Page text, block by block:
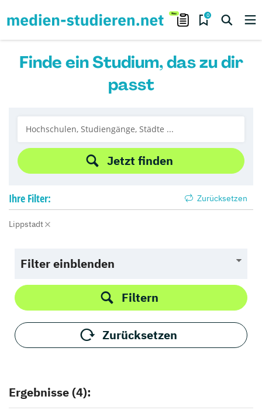
0
Finde ein Studium, das zu dir
passt
Jetzt finden
Ihre Filter: Zurücksetzen
Lippstadt
Filter einblenden
Filtern
Zurücksetzen
Ergebnisse (4):